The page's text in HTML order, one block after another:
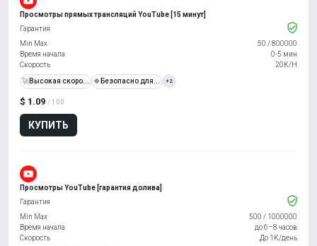
Просмотры прямых трансляций YouTube [15 минут]
$ 1.09 / 100
КУПИТЬ
Гарантия
Min Max
50 /800000
Время начала
0-5 мин
Скорость
20K/H
🚀Высокая скоро... 🍀 Безопасно для... +2
Просмотры YouTube [гарантия долива]
Гарантия
Min Max
500 / 1000000
Время начала
до 6–8 часов
Скорость
До 1K/день